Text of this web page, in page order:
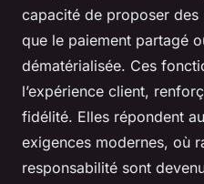
capacité de proposer des
que le paiement partagé
dématérialisée. Ces
l’expérience client,
fidélité. Elles répondent
exigences modernes, où
responsabilité sont